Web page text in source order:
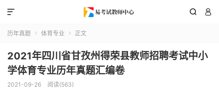
 

历年真题  体育专业  正文
2021年四川省甘孜州得荣县教师招聘考试中小
学体育专业历年真题汇编卷
2021-09-26 阅读(563)